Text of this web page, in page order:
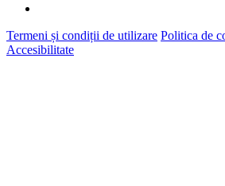
Termeni și condiții de utilizare Politica de
Accesibilitate